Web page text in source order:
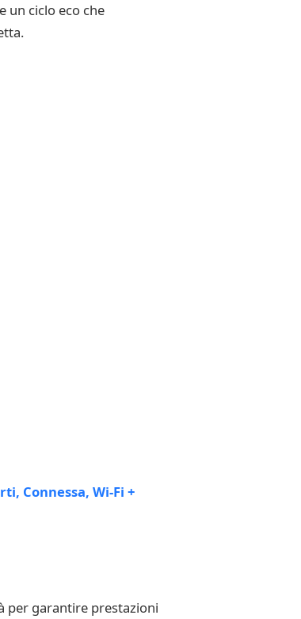
un ciclo eco che
per garantire prestazioni